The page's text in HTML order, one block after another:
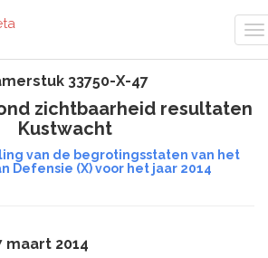
33750-X-47
zichtbaarheid resultaten
Kustwacht
van de begrotingsstaten van het
Defensie (X) voor het jaar 2014
maart 2014